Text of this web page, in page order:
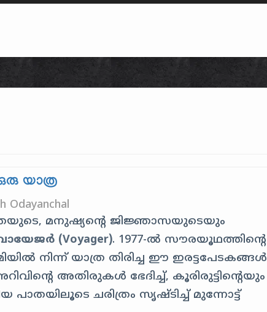
Skip to content
യാത്ര
Odayanchal
മനുഷ്യൻ്റെ ജിജ്ഞാസയുടെയും
(Voyager). 1977-ൽ സൗരയൂഥത്തിൻ്റെ
നിന്ന് യാത്ര തിരിച്ച ഈ ഇരട്ടപേടകങ്ങൾ
അതിരുകൾ ഭേദിച്ച്, കൂരിരുട്ടിൻ്റെയും
ചരിത്രം സൃഷ്ടിച്ച് മുന്നോട്ട്